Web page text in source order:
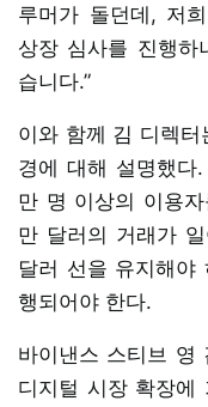
루머가 돌던데, 저
상장 심사를 진행하
습니다.”
이와 함께 김 디렉
경에 대해 설명했다
만 명 이상의 이용
만 달러의 거래가
달러 선을 유지해야
행되어야 한다.
바이낸스 스티브 영
디지털 시장 확장에